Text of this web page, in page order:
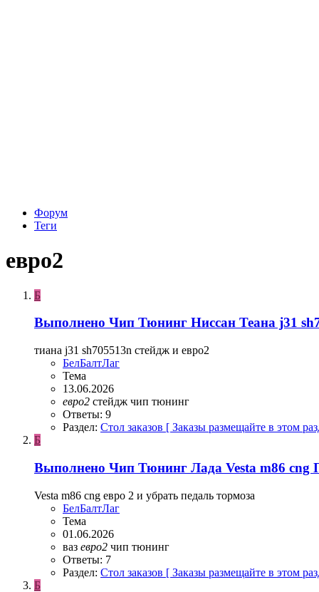
Форум
Теги
евро2
Б
Выполнено Чип Тюнинг Ниссан Теана j31
тиана j31 sh705513n стейдж и евро2
БелБалтЛаг
Тема
13.06.2026
евро2 стейдж чип тюнинг
Ответы: 9
Раздел: Стол заказов [ Заказы размещайте в этом
Б
Выполнено Чип Тюнинг Лада Vesta m86 cng
Vesta m86 cng евро 2 и убрать педаль тормоза
БелБалтЛаг
Тема
01.06.2026
ваз евро2 чип тюнинг
Ответы: 7
Раздел: Стол заказов [ Заказы размещайте в этом
Б